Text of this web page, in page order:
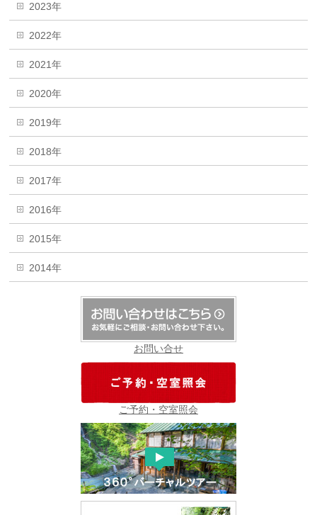
2023年
2022年
2021年
2020年
2019年
2018年
2017年
2016年
2015年
2014年
お問い合せ
ご予約・空室照会